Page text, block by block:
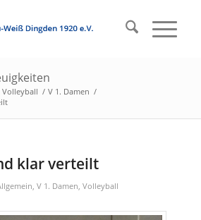
Volleyball / V 1. Damen /
klar verteilt
, V 1. Damen, Volleyball